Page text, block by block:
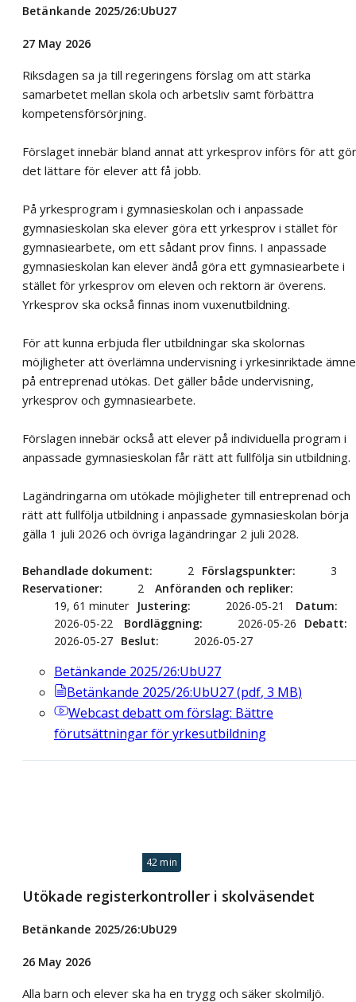
Betänkande 2025/26:UbU27
27 May 2026
Riksdagen sa ja till regeringens förslag om att stärka
samarbetet mellan skola och arbetsliv samt förbättra
kompetensförsörjning.
Förslaget innebär bland annat att yrkesprov införs för att
det lättare för elever att få jobb.
På yrkesprogram i gymnasieskolan och i anpassade
gymnasieskolan ska elever göra ett yrkesprov i stället för
gymnasiearbete, om ett sådant prov finns. I anpassade
gymnasieskolan kan elever ändå göra ett gymnasiearbete i
stället för yrkesprov om eleven och rektorn är överens.
Yrkesprov ska också finnas inom vuxenutbildning.
För att kunna erbjuda fler utbildningar ska skolornas
möjligheter att överlämna undervisning i yrkesinriktade
på entreprenad utökas. Det gäller både undervisning,
yrkesprov och gymnasiearbete.
Förslagen innebär också att elever på individuella program i
anpassade gymnasieskolan får rätt att fullfölja sin utbildning.
Lagändringarna om utökade möjligheter till entreprenad och
rätt att fullfölja utbildning i anpassade gymnasieskolan börja
gälla 1 juli 2026 och övriga lagändringar 2 juli 2028.
Behandlade dokument 2 Förslagspunkter
3
Reservationer
2
Anföranden och repliker
19, 61 minuter
Justering 2026-05-21
Datum
2026-05-22
Bordläggning 2026-05-26
Debatt
2026-05-27 Beslut 2026-05-27
Betänkande 2025/26:UbU27
Betänkande 2025/26:UbU27(pdf, 3 MB)
Webcastdebatt om förslag: Bättre
förutsättningar för yrkesutbildning
42 min
Utökade registerkontroller i skolväsendet
Betänkande 2025/26:UbU29
26 May 2026
Alla barn och elever ska ha en trygg och säker skolmiljö.